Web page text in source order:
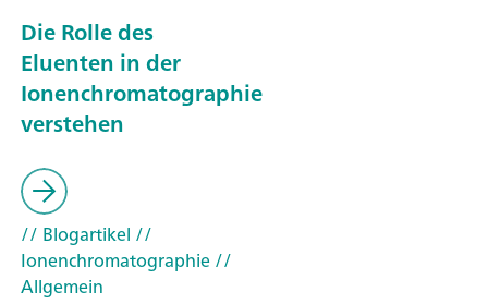
Die Rolle des
Eluenten in der
Ionenchromatographie
verstehen
// Blogartikel //
Ionenchromatographie//
Allgemein